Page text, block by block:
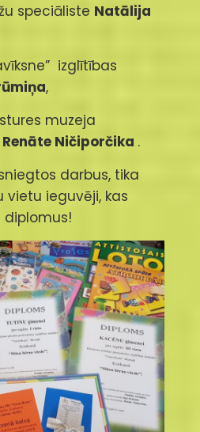
speciāliste Natālija
izglītības
,
muzeja
Renāte Ničiporčika .
darbus, tika
vietu ieguvēji, kas